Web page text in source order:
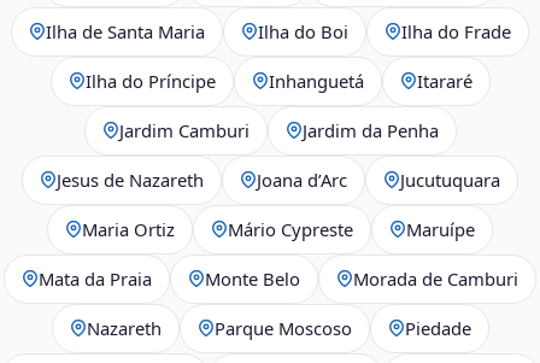
Ilha de Santa Maria Ilha do Boi Ilha do Frade
Ilha do Príncipe Inhanguetá Itararé
Jardim Camburi Jardim da Penha
Jesus de Nazareth Joana d’Arc Jucutuquara
Maria Ortiz Mário Cypreste Maruípe
Mata da Praia Monte Belo Morada de Camburi
Nazareth Parque Moscoso Piedade